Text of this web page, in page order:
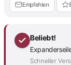
Empfehlen
Beliebt!
Schneller